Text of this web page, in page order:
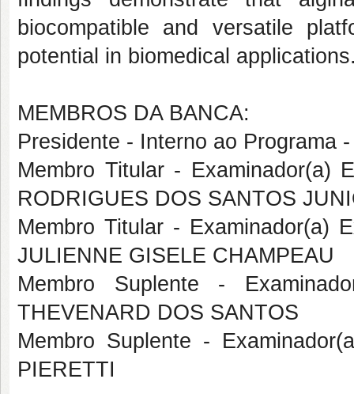
biocompatible and versatile
potential in biomedical
MEMBROS DA BANCA:
Presidente - Interno ao Programa
Membro Titular - Examinador(a)
RODRIGUES DOS SANTOS
Membro Titular - Examinador(a)
JULIENNE GISELE CHAMPEAU
Membro Suplente -
THEVENARD DOS SANTOS
Membro Suplente -
PIERETTI